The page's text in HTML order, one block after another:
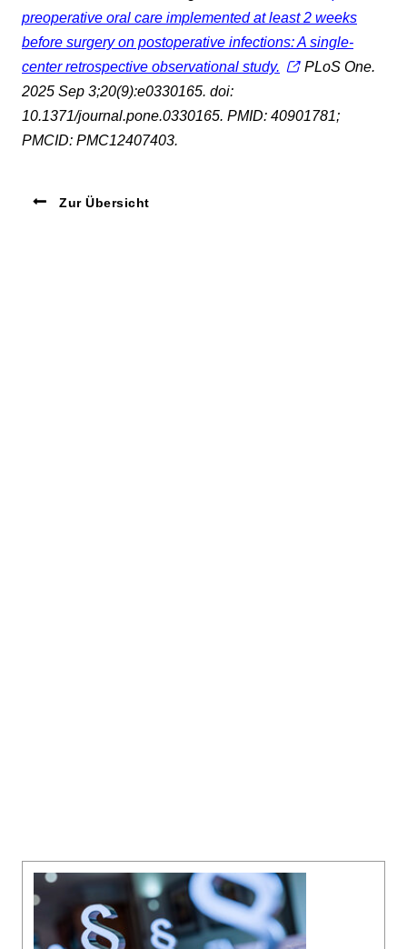
preoperative oral care implemented at least 2 weeks
before surgery on postoperative infections: A single-
center retrospective observational study.
PLoS One.
2025 Sep 3;20(9):e0330165. doi:
10.1371/journal.pone.0330165. PMID: 40901781;
PMCID: PMC12407403.
Zur Übersicht